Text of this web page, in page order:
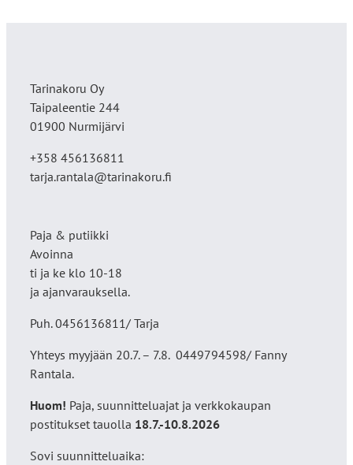
Tarinakoru Oy
Taipaleentie 244
01900 Nurmijärvi
+358 456136811
tarja.rantala@tarinakoru.fi
Paja & putiikki
Avoinna
ti ja ke klo 10-18
ja ajanvarauksella.
Puh. 0456136811/ Tarja
Yhteys myyjään 20.7. – 7.8. 0449794598/ Fanny
Rantala.
Huom! Paja, suunnitteluajat ja verkkokaupan
postitukset tauolla 18.7.-10.8.2026
Sovi suunnitteluaika: